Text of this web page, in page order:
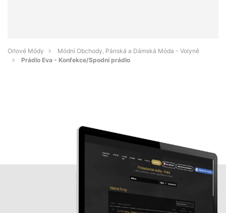
Orlové Módy
Módní Obchody, Pánská a Dámská Móda - Volyně
Prádlo Eva - Konfekce/Spodní prádlo